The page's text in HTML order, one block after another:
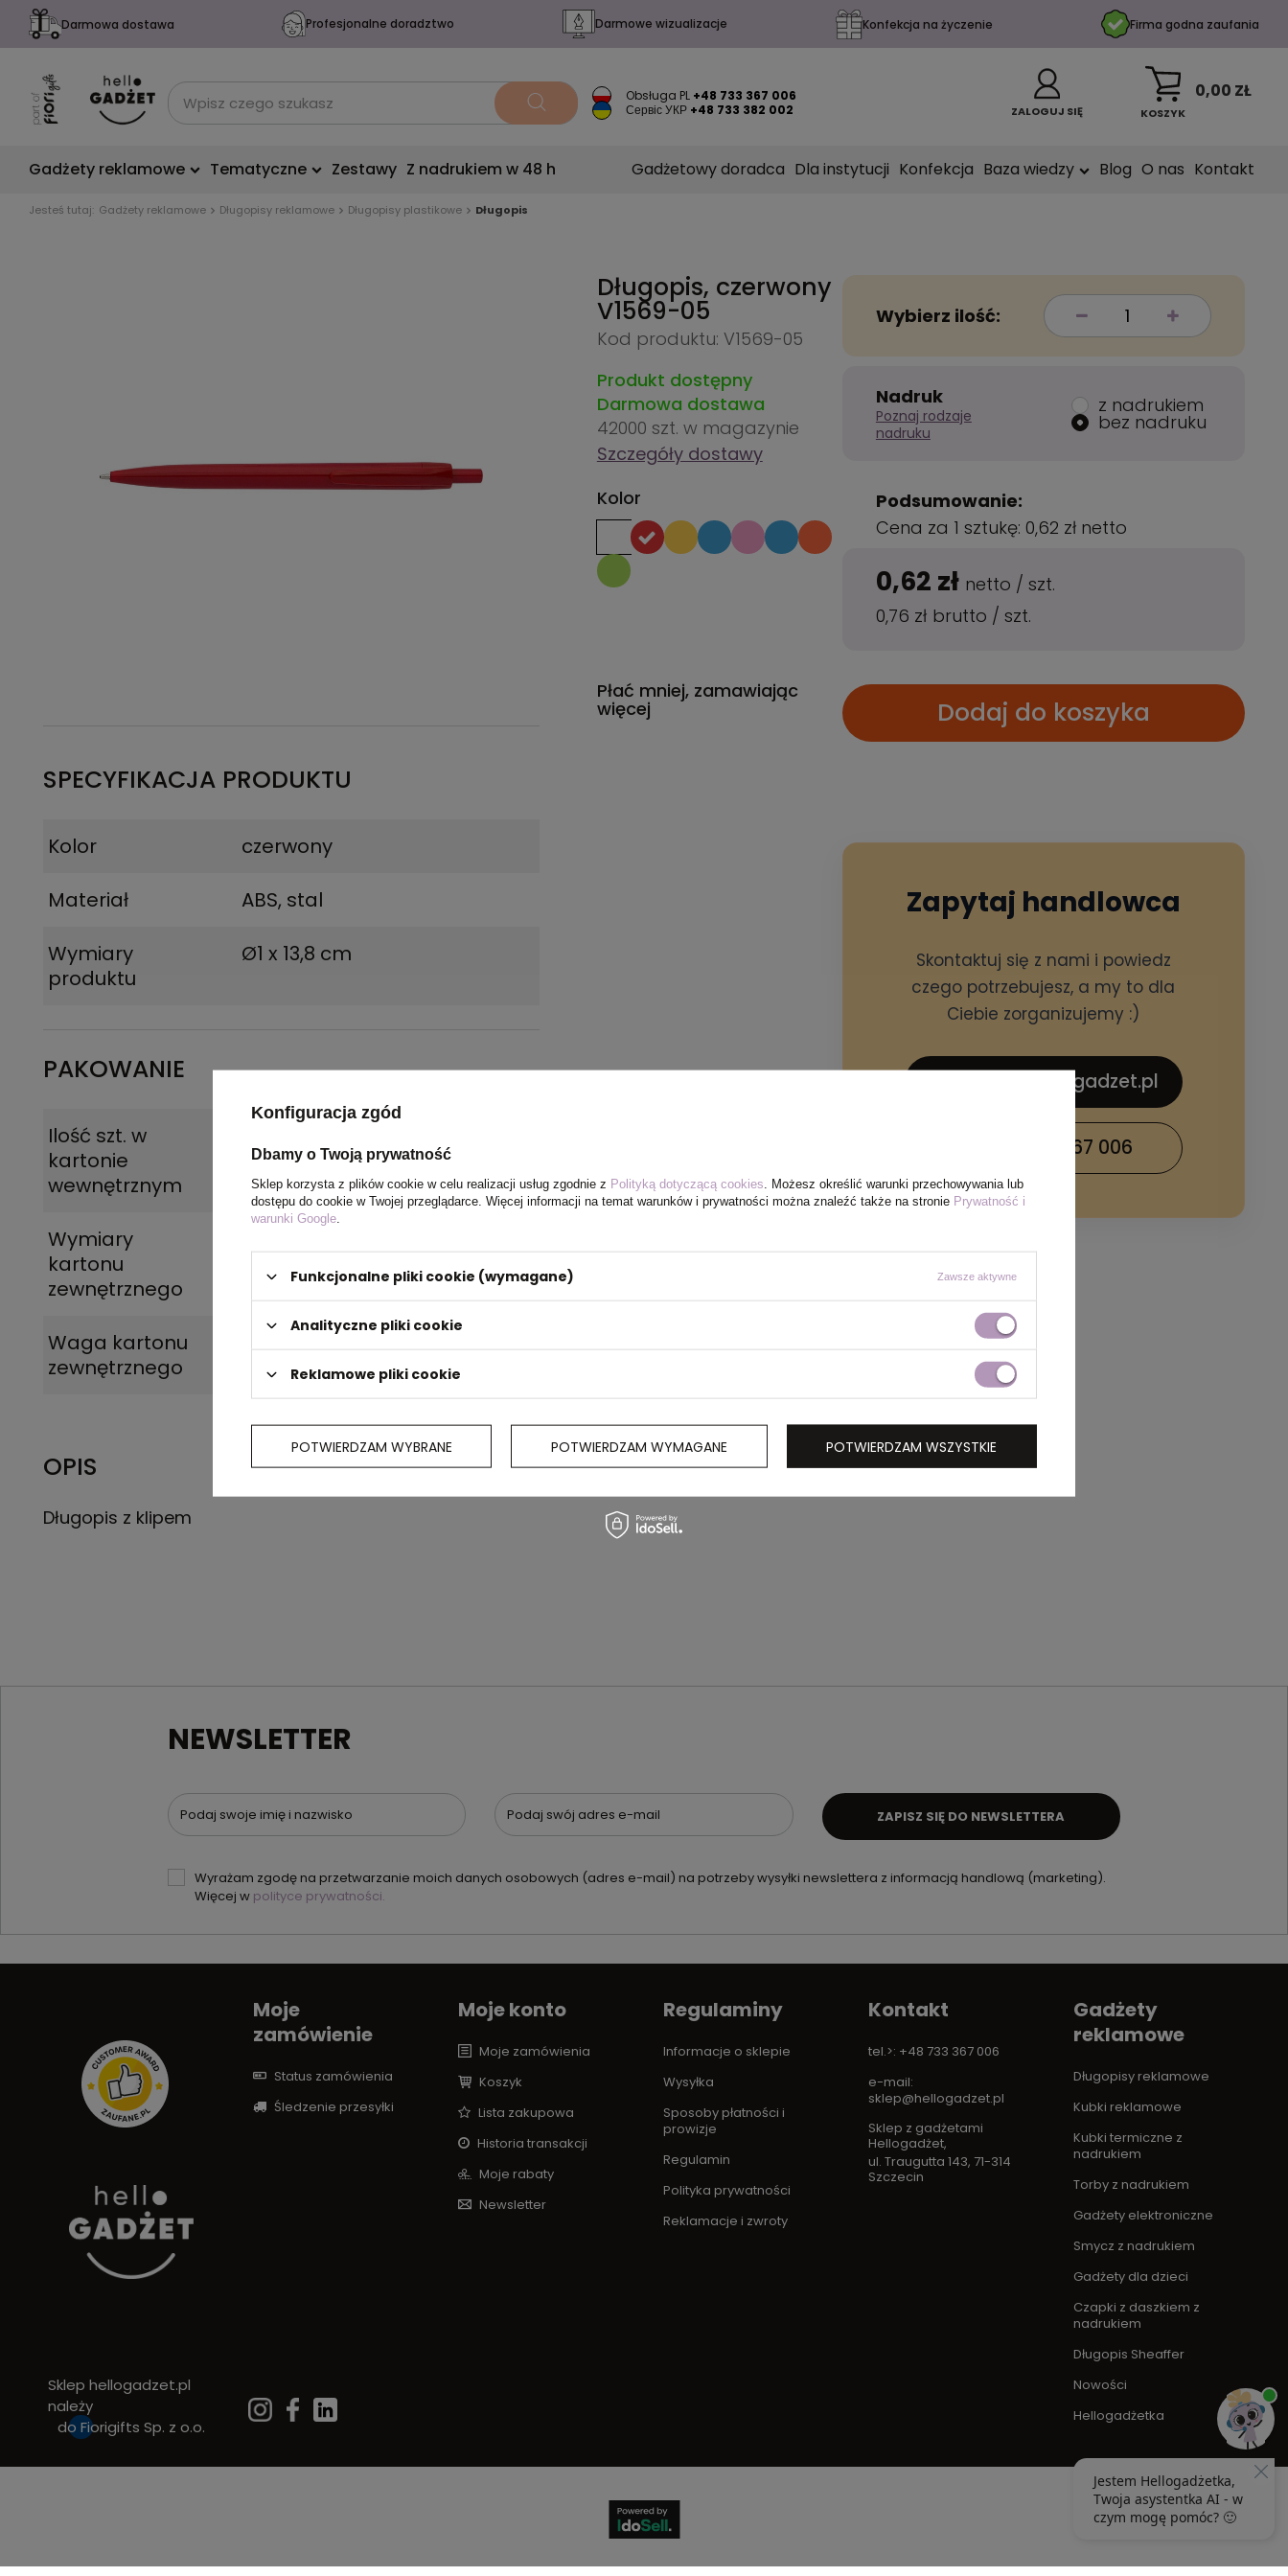
Darmowa dostawa Profesjonalne doradztwo Darmowe wizualizacje Konfekcja na życzenie Firma godna zaufania
Obsługa PL +48 733 367 006
Сервіс УКР +48 733 382 002 ZALOGUJ SIĘ KOSZYK
0,00 ZŁ
Gadżety reklamowe Tematyczne Zestawy Z nadrukiem w 48 h Gadżetowy doradca Dla instytucji Konfekcja Baza wiedzy Blog O nas Kontakt
Jesteś tutaj: Gadżety reklamowe Długopisy reklamowe Długopisy plastikowe Długopis
SPECYFIKACJA PRODUKTU
Kolor
czerwony
Materiał
ABS, stal
Wymiary
produktu
Ø1 x 13,8 cm
PAKOWANIE
Ilość szt. w
kartonie
wewnętrznym
Wymiary
kartonu
zewnętrznego
Waga kartonu
zewnętrznego
OPIS
Długopis z klipem
Długopis, czerwony
V1569-05
Kod produktu: V1569-05
Produkt dostępny
Darmowa dostawa
42000 szt. w magazynie
Szczegóły dostawy
Kolor
Płać mniej, zamawiając
więcej
Wybierz ilość:
Nadruk
Poznaj rodzaje
nadruku
z nadrukiem
bez nadruku
Podsumowanie:
Cena za 1 sztukę: 0,62 złnetto
0,62 zł netto / szt.
0,76 zł brutto / szt.
Dodaj do koszyka
Zapytaj handlowca
Skontaktuj się z nami i powiedz
czego potrzebujesz, a my to dla
Ciebie zorganizujemy :)
sklep@hellogadzet.pl
+48 733 367 006
NEWSLETTER
Podaj swoje imię i nazwisko Podaj swój adres e-mail
Wyrażam zgodę na przetwarzanie moich danych osobowych (adres e-mail) na potrzeby wysyłki newslettera z informacją handlową (marketing).
Więcej w polityce prywatności.
ZAPISZ SIĘ DO NEWSLETTERA
Sklep hellogadzet.pl
należy
do Fiorigifts Sp. z o.o.
Moje
zamówienie
Status zamówienia
Śledzenie przesyłki
Moje konto
Moje zamówienia
Koszyk
Lista zakupowa
Historia transakcji
Moje rabaty
Newsletter
Regulaminy
Informacje o sklepie
Wysyłka
Sposoby płatności i
prowizje
Regulamin
Polityka prywatności
Reklamacje i zwroty
Kontakt
tel.>: +48 733 367 006
e-mail:
sklep@hellogadzet.pl
Sklep z gadżetami
Hellogadżet,
ul. Traugutta 143, 71-314
Szczecin
Gadżety
reklamowe
Długopisy reklamowe
Kubki reklamowe
Kubki termiczne z
nadrukiem
Torby z nadrukiem
Gadżety elektroniczne
Smycz z nadrukiem
Gadżety dla dzieci
Czapki z daszkiem z
nadrukiem
Długopis Sheaffer
Nowości
Hellogadżetka
Konfiguracja zgód
Dbamy o Twoją prywatność
Sklep korzysta z plików cookie w celu realizacji usług zgodnie z Polityką dotyczącą cookies . Możesz określić warunki przechowywania lub
dostępu do cookie w Twojej przeglądarce. Więcej informacji na temat warunków i prywatności można znaleźć także na stronie Prywatność i
warunki Google
Funkcjonalne pliki cookie (wymagane) Zawsze aktywne
Analityczne pliki cookie
Reklamowe pliki cookie
POTWIERDZAM WYBRANE POTWIERDZAM WYMAGANE POTWIERDZAM WSZYSTKIE